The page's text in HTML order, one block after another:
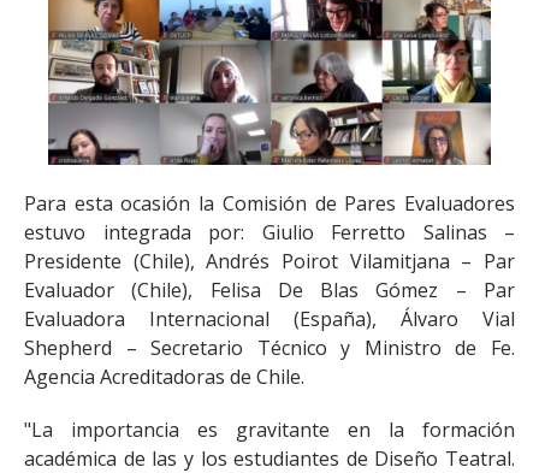
Para esta ocasión la Comisión de Pares Evaluadores
estuvo integrada por: Giulio Ferretto Salinas –
Presidente (Chile), Andrés Poirot Vilamitjana – Par
Evaluador (Chile), Felisa De Blas Gómez – Par
Evaluadora Internacional (España), Álvaro Vial
Shepherd – Secretario Técnico y Ministro de Fe.
Agencia Acreditadoras de Chile.
"La importancia es gravitante en la formación
académica de las y los estudiantes de Diseño Teatral.